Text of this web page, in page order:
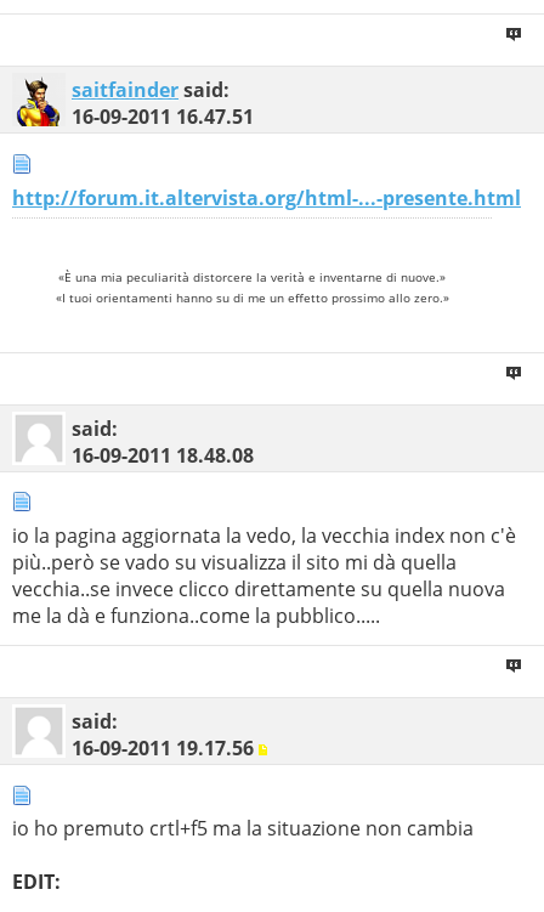
saitfaindersaid:
16-09-2011 16.47.51
http://forum.it.altervista.org/html-...-presente.html
«È una mia peculiarità distorcere la verità e inventarne di nuove.»
«I tuoi orientamenti hanno su di me un effetto prossimo allo zero.»
said:
16-09-2011 18.48.08
io la pagina aggiornata la vedo, la vecchia index non c'è
più..però se vado su visualizza il sito mi dà quella
vecchia..se invece clicco direttamente su quella nuova
me la dà e funziona..come la pubblico.....
said:
16-09-2011 19.17.56
io ho premuto crtl+f5 ma la situazione non cambia
EDIT: